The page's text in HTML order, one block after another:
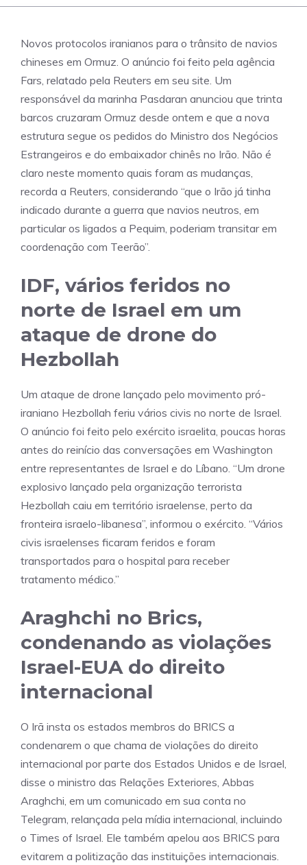
Novos protocolos iranianos para o trânsito de navios
chineses em Ormuz. O anúncio foi feito pela agência
Fars, relatado pela Reuters em seu site. Um
responsável da marinha Pasdaran anunciou que trinta
barcos cruzaram Ormuz desde ontem e que a nova
estrutura segue os pedidos do Ministro dos Negócios
Estrangeiros e do embaixador chinês no Irão. Não é
claro neste momento quais foram as mudanças,
recorda a Reuters, considerando “que o Irão já tinha
indicado durante a guerra que navios neutros, em
particular os ligados a Pequim, poderiam transitar em
coordenação com Teerão”.
IDF, vários feridos no
norte de Israel em um
ataque de drone do
Hezbollah
Um ataque de drone lançado pelo movimento pró-
iraniano Hezbollah feriu vários civis no norte de Israel.
O anúncio foi feito pelo exército israelita, poucas horas
antes do reinício das conversações em Washington
entre representantes de Israel e do Líbano. “Um drone
explosivo lançado pela organização terrorista
Hezbollah caiu em território israelense, perto da
fronteira israelo-libanesa”, informou o exército. “Vários
civis israelenses ficaram feridos e foram
transportados para o hospital para receber
tratamento médico.”
Araghchi no Brics,
condenando as violações
Israel-EUA do direito
internacional
O Irã insta os estados membros do BRICS a
condenarem o que chama de violações do direito
internacional por parte dos Estados Unidos e de Israel,
disse o ministro das Relações Exteriores, Abbas
Araghchi, em um comunicado em sua conta no
Telegram, relançada pela mídia internacional, incluindo
o Times of Israel. Ele também apelou aos BRICS para
evitarem a politização das instituições internacionais.